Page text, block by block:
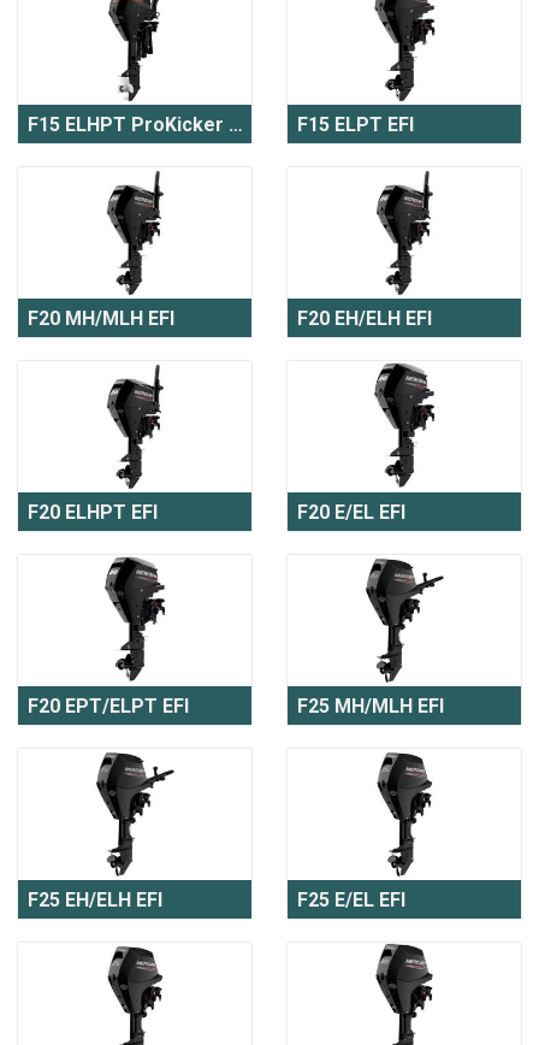
F15 ELHPT ProKicker EFI F15 ELPT EFI
F20 MH/MLH EFI F20 EH/ELH EFI
F20 ELHPT EFI F20 E/EL EFI
F20 EPT/ELPT EFI F25 MH/MLH EFI
F25 EH/ELH EFI F25 E/EL EFI